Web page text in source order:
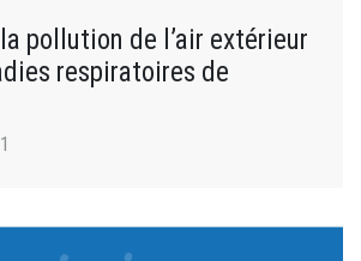
pollution de l’air extérieur
respiratoires de